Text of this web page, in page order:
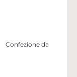
Confezione da